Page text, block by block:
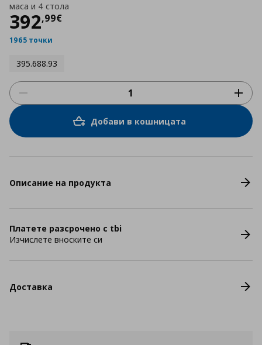
маса и 4 стола
392,99€
Цена
1965 точки
395.688.93
Добави в кошницата
Описание на продукта
Платете разсрочено с tbi
Изчислете вноските си
Доставка